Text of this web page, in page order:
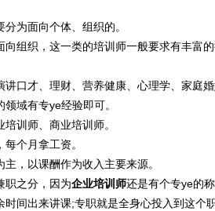
为面向个体、组织的。
织，这一类的培训师一般要求有丰富
才、理财、营养健康、心理学、家庭
域有专ye经验即可。
训师、商业培训师。
个月拿工资。
，以课酬作为收入主要来源。
之分，因为企业培训师还是有个专ye的
间出来讲课;专职就是全身心投入到这个职